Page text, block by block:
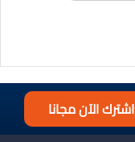
اشترك الآن مجانا